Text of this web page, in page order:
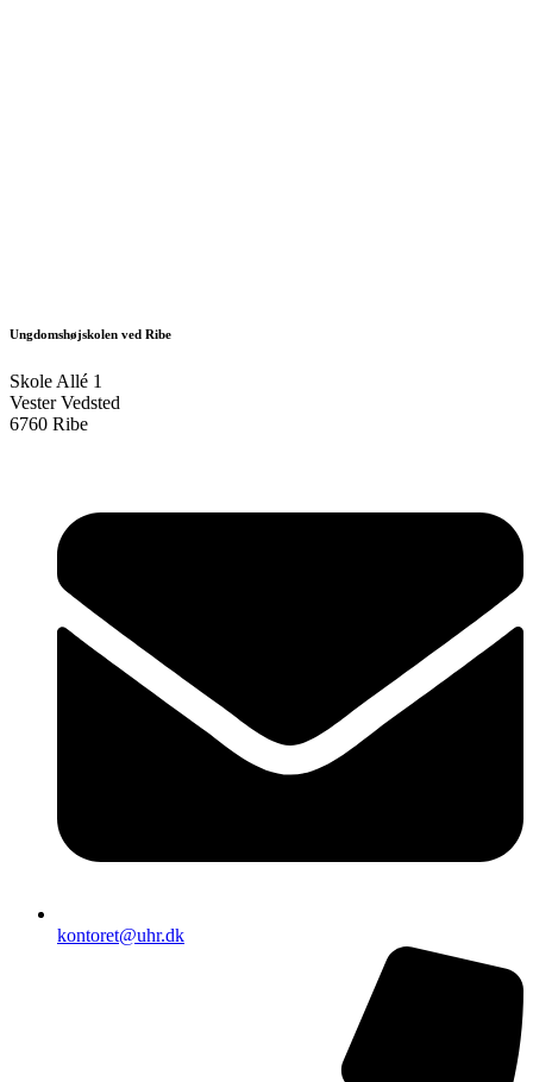
Ungdomshøjskolen ved Ribe
Skole Allé 1
Vester Vedsted
6760 Ribe
kontoret@uhr.dk